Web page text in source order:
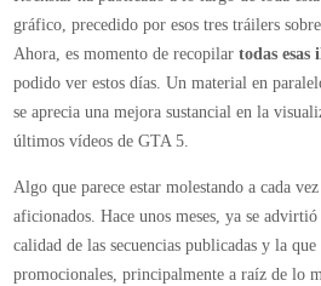
gráfico, precedido por esos tres tráilers
Ahora, es momento de recopilar todas esas
podido ver estos días. Un material en
se aprecia una mejora sustancial en la
últimos vídeos de GTA 5.
Algo que parece estar molestando a cada
aficionados. Hace unos meses, ya se
calidad de las secuencias publicadas y la
promocionales, principalmente a raíz de lo